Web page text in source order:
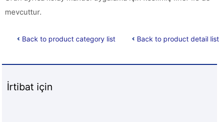
mevcuttur.
Back to product category list Back to product detail list
İrtibat için